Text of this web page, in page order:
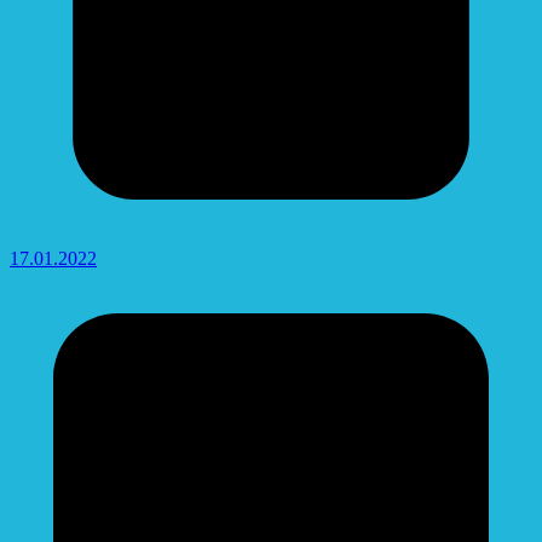
17.01.2022